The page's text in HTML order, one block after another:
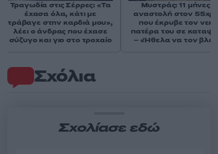
Σχόλια
Σχολίασε εδώ
Τραγωδία στις Σέρρες: «Τα
έχασα όλα, κάτι με
τράβαγε στην καρδιά μου»,
λέει ο άνδρας που έχασε
σύζυγο και γιο στο τροχαίο
Μυστράς: 11 μήνες
αναστολή στον
που έκρυβε τον
πατέρα του σε
– «Ήθελα να τον